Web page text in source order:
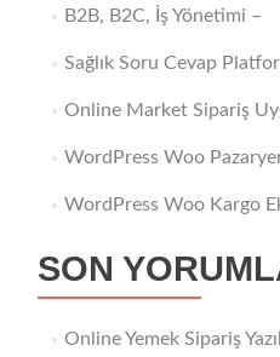
B2B, B2C, İş Yönetimi –
Sağlık Soru Cevap
Online Market Sipariş
WordPress Woo
WordPress Woo Kargo
SON
Online Yemek Sipariş